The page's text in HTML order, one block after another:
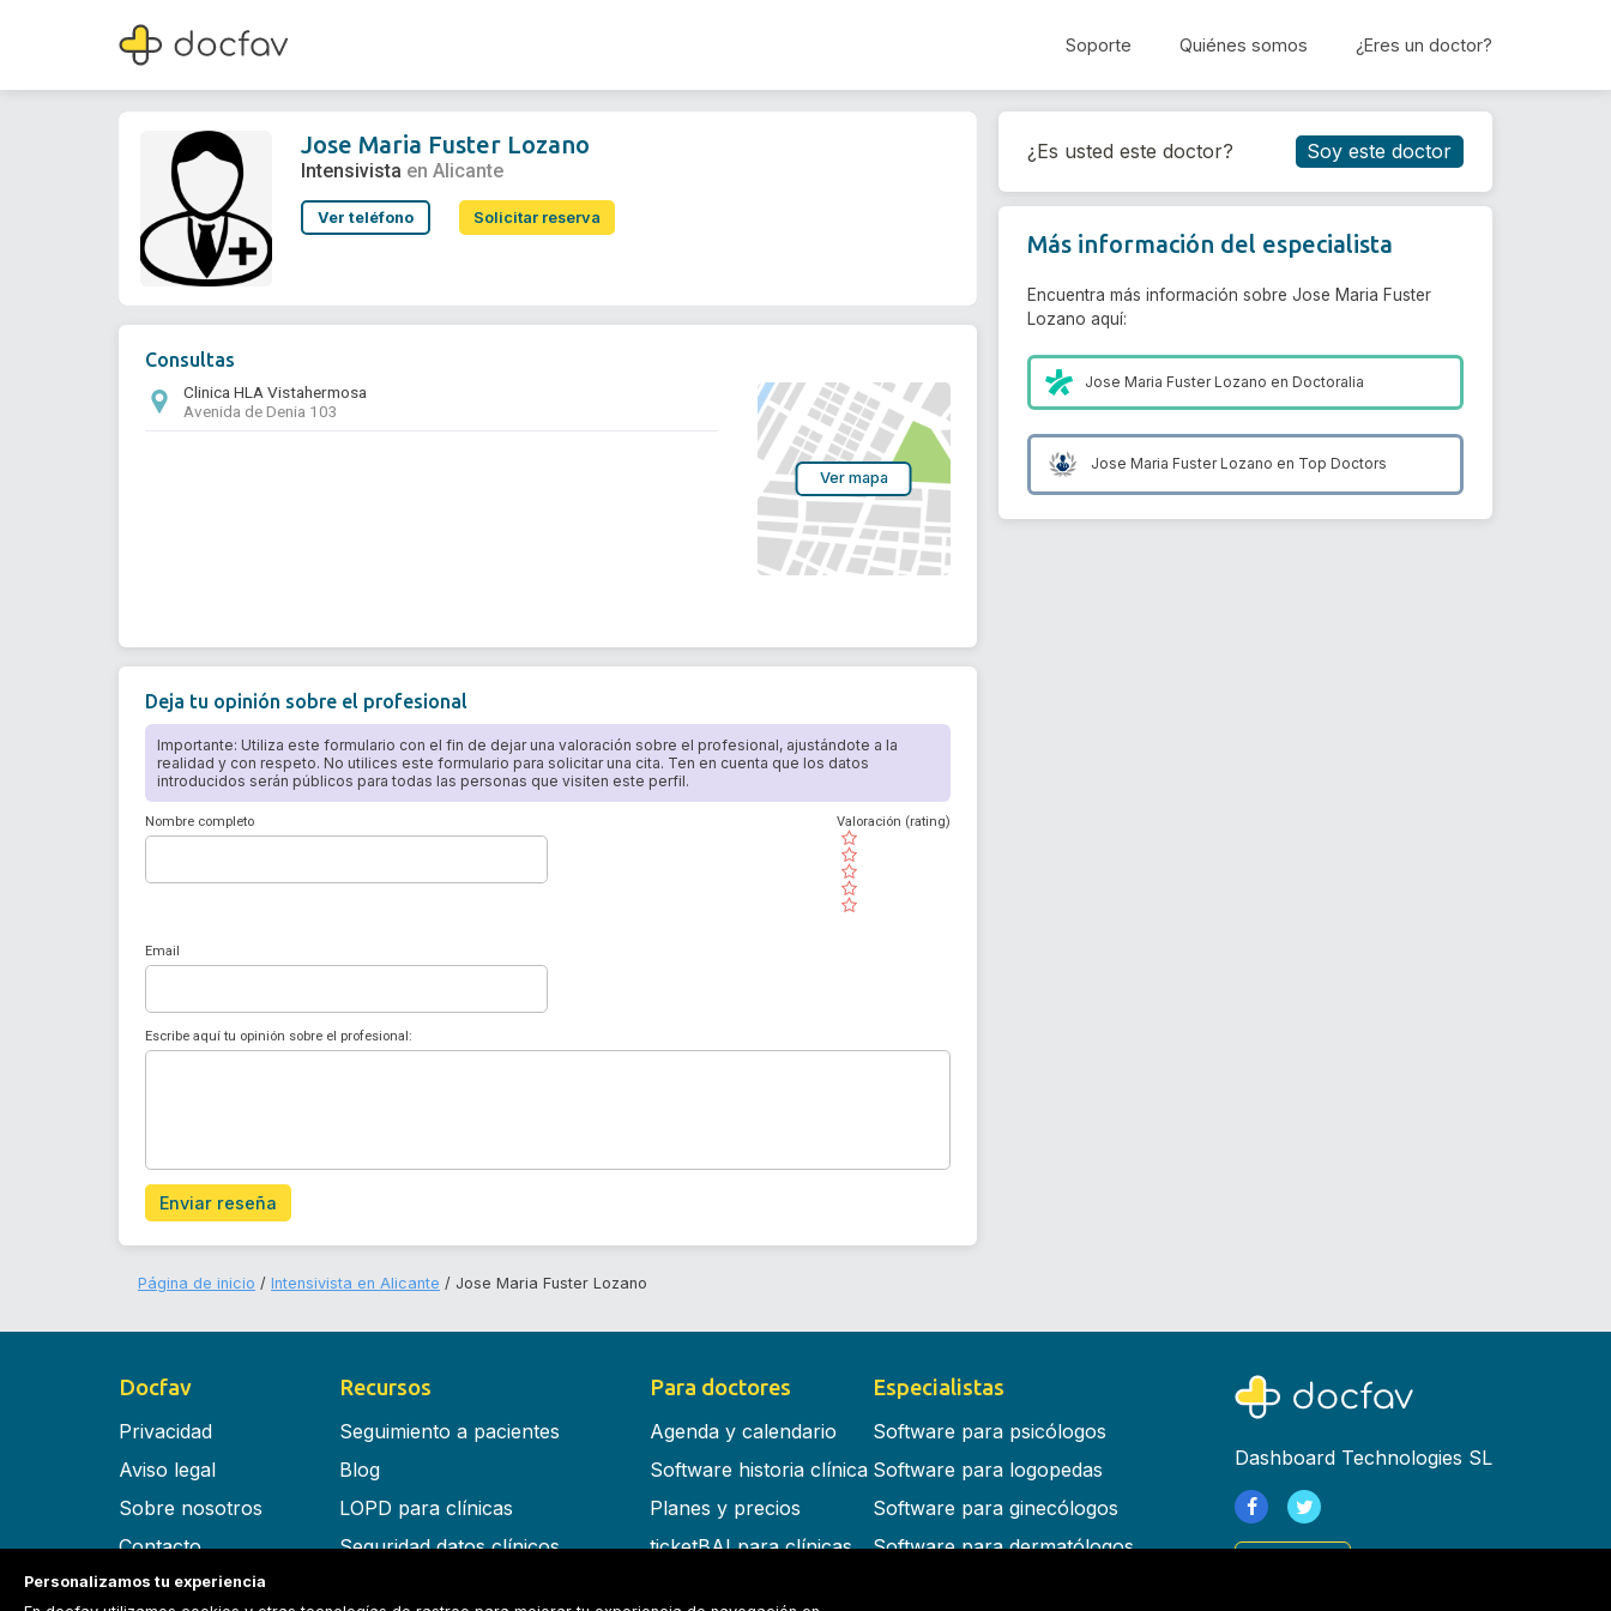
Soporte Quiénes somos ¿Eres un doctor?
Jose Maria Fuster Lozano
Intensivista
Reservar cita
Jose Maria Fuster Lozano
Intensivista en Alicante
Ver teléfono Solicitar reserva
Consultas
Clinica HLA Vistahermosa
Avenida de Denia 103
Ver mapa
Deja tu opinión sobre el profesional
Importante: Utiliza este formulario con el fin de dejar una valoración sobre el profesional, ajustándote a la
realidad y con respeto. No utilices este formulario para solicitar una cita. Ten en cuenta que los datos
introducidos serán públicos para todas las personas que visiten este perfil.
Nombre completo
( )
( )
( )
( )
( )
Valoración (rating)
Email
Escribe aquí tu opinión sobre el profesional:
Enviar reseña
¿Es usted este doctor? Soy este doctor
Más información del especialista
Encuentra más información sobre Jose Maria Fuster
Lozano aquí:
Jose Maria Fuster Lozano enDoctoralia
Jose Maria Fuster Lozano en Top Doctors
Página de inicio Intensivista en Alicante Jose Maria Fuster Lozano
Docfav
Privacidad
Aviso legal
Sobre nosotros
Contacto
Términos y condiciones
Recursos
Seguimiento a pacientes
Blog
LOPD para clínicas
Seguridad datos clínicos
Para doctores
Agenda y calendario
Software historia clínica
Planes y precios
ticketBAI para clínicas
Especialistas
Software para psicólogos
Software para logopedas
Software para ginecólogos
Software para dermatólogos
Dashboard Technologies SL
Personalizamos tu experiencia